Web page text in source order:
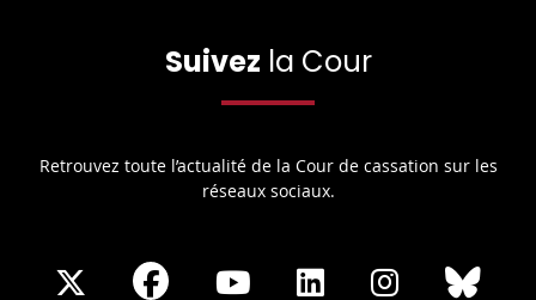
Suivez la Cour
Retrouvez toute l’actualité de la Cour de cassation sur les
réseaux sociaux.
ShareShare
Share
Share
Share